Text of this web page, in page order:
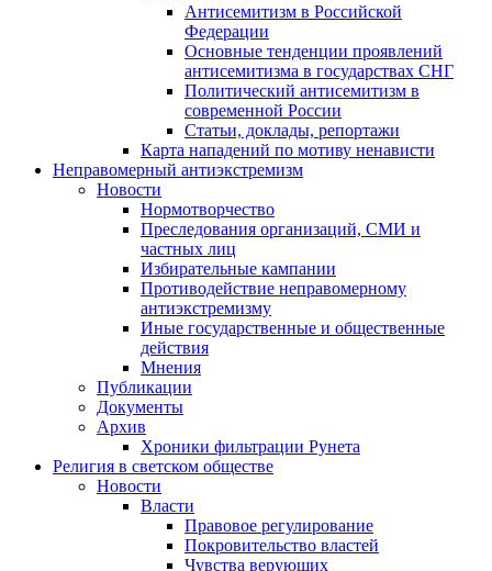
Антисемитизм в Российской
Федерации
Основные тенденции проявлений
антисемитизма в государствах СНГ
Политический антисемитизм в
современной России
Статьи, доклады, репортажи
Карта нападений по мотиву ненависти
Неправомерный антиэкстремизм
Новости
Нормотворчество
Преследования организаций, СМИ и
частных лиц
Избирательные кампании
Противодействие неправомерному
антиэкстремизму
Иные государственные и общественные
действия
Мнения
Публикации
Документы
Архив
Хроники фильтрации Рунета
Религия в светском обществе
Новости
Власти
Правовое регулирование
Покровительство властей
Чувства верующих